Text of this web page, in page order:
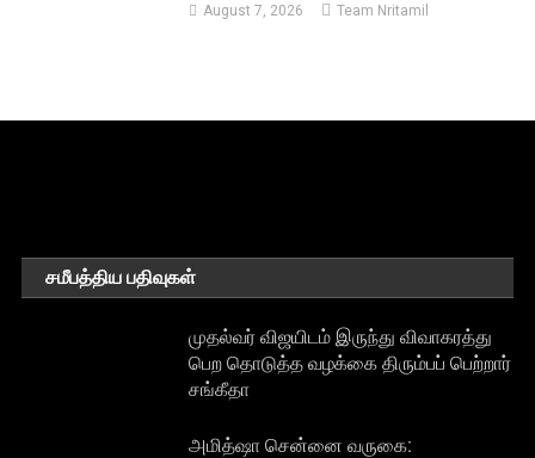
August 7, 2026 Team Nritamil
சமீபத்திய பதிவுகள்
முதல்வர் விஜயிடம் இருந்து விவாகரத்து
பெற தொடுத்த வழக்கை திரும்பப் பெற்றார்
சங்கீதா
அமித்ஷா சென்னை வருகை: